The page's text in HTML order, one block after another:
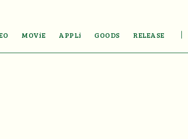
MOViE APPLi GOODS RELEASE